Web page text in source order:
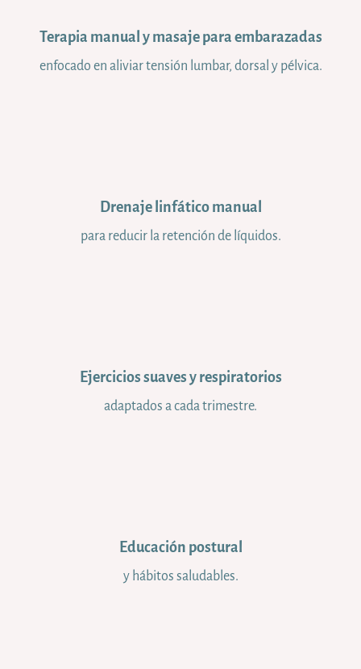
Terapia manual y masaje para embarazadas
enfocado en aliviar tensión lumbar, dorsal y pélvica.
Drenaje linfático manual
para reducir la retención de líquidos.
Ejercicios suaves y respiratorios
adaptados a cada trimestre.
Educación postural
y hábitos saludables.